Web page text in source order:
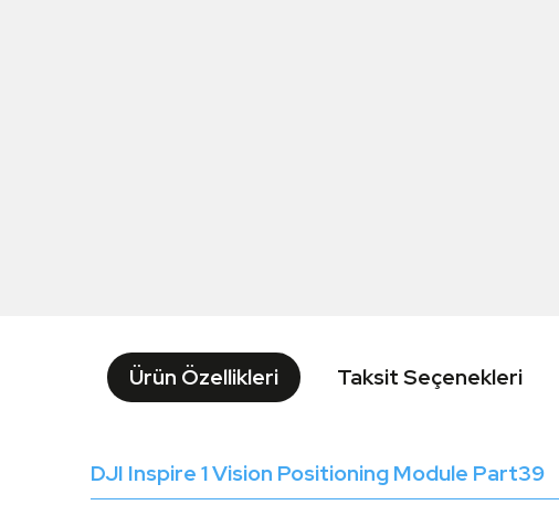
Ürün Özellikleri Taksit Seçenekleri
DJI Inspire 1 Vision Positioning Module Part39